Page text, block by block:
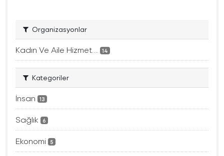
Organizasyonlar
Kadın Ve Aile Hizmet... 14
Kategoriler
İnsan 13
Sağlık 6
Ekonomi 5